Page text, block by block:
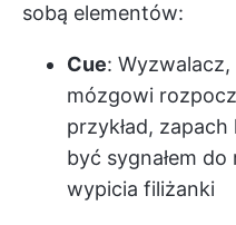
sobą elementów:
Cue:
mózgowi
przykład,
być sygnałem
wypicia filiżanki